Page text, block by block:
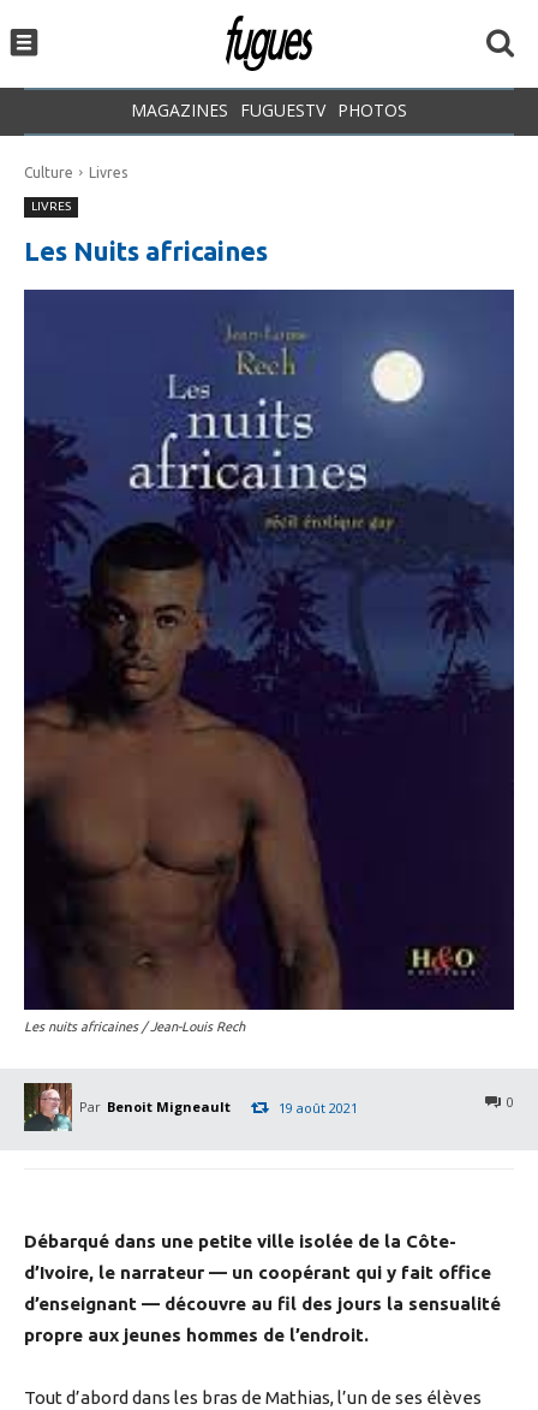
MAGAZINES FUGUESTV PHOTOS
Culture Livres
LIVRES
Les Nuits africaines
Les nuits africaines / Jean-Louis Rech
Par Benoit Migneault 0
19 août 2021
Débarqué dans une petite ville isolée de la Côte-
d’Ivoire, le narrateur — un coopérant qui y fait office
d’enseignant — découvre au fil des jours la sensualité
propre aux jeunes hommes de l’endroit.
Tout d’abord dans les bras de Mathias, l’un de ses élèves